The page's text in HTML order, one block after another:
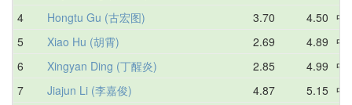
4
Hongtu Gu (古宏图) 3.70 4.50 中
5
Xiao Hu (胡霄) 2.69 4.89 中
6
Xingyan Ding (丁醒炎) 2.85 4.99 中
7
Jiajun Li (李嘉俊) 4.87 5.15 中